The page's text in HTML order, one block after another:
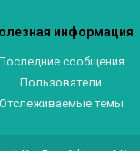
информация
сообщения
Пользователи
Отслеживаемые темы